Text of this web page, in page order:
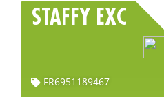
STAFFY EXC
FR6951189467